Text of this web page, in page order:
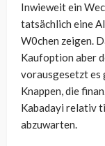
Inwieweit ein
tatsächlich eine
W0chen zeigen.
Kaufoption aber
vorausgesetzt es
Knappen, die
Kabadayi relativ
abzuwarten.